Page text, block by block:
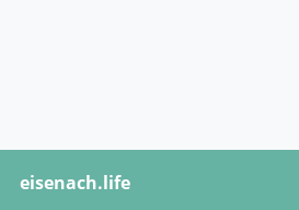
eisenach.life